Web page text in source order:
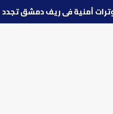
🔵توترات أمنية في ريف دمشق